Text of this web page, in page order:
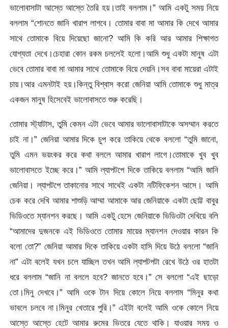
ভালোবাসাটা আস্তে আস্তে তৈরি হয়।তাই বললাম।” আমি একটু সময় নিয়ে
বললাম “শোনতে জানি খারাপ লাগবে। তোমার বাবা মা আমার কি দেখে আমার
সাথে তোমাকে বিয়ে দিয়েছো জানো? আমি কি করি আর আমার শিক্ষাগত
যোগ্যতা দেখে।চেহারা কোন রকম চললেই হলো।আমি শুধু একটা মানুষ এটা
ভেবে তোমার বাবা মা আমার সাথে তোমাকে বিয়ে দেয়নি।সব বাবা মায়েরা এটাই
চায়।আর এমনটাই হয়।কিন্তু বিশ্বাস করো জেনিয়া আমি তোমাকে শুধু মাত্র
একজন মানুষ হিসেবেই ভালোবাসতে শুরু করেছি।
তোমার স্ট্যাটাস, তুমি কেমন এটা ভেবে আমার ভালোবাসাটাকে অসম্মান করতে
চাই না।” জেনিয়া আমার দিকে চুপ করে তাকিয়ে থেকে বললো “তুমি জানো,
তুমি এমন ভয়ংকর করে কথা বললে আমার খারাপ লাগে।তোমাকে খুব খুব
ভালোবাসতে ইচ্ছে করে।” আমি ল্যাপটপে দিকে তাকিয়ে বললাম “আমি জানি
জেনিয়া। ল্যাপটপে তাকানোর সাথে সাথেই একটা নটিফিকেশন আসে। আমি
চেক করে দেখি আমার শাশুড়ি আম্মা আমাকে আর জেনিয়াকে একটা ছোট্ট বাবুর
ভিডিওতে ম্যানশন করছে। আমি একটু হেসে জেনিয়াকে ভিডিওটা দেখিয়ে বলি
“আমাদের দুজনকে এই ভিডিওতে তোমার মায়ের ম্যানশন দেওয়ার কারন কি
বলো তো?” জেনিয়া আমার দিকে তাকিয়ে একটা হাসি দিয়ে উঠে বললো “জানি
না” এটা বলেই যখন চলে যাচ্ছিল তখন আমি ল্যাপটপটা রেখে উঠে ওর হাতটা
ধরে বললাম “জানি না বললে হবে? জানতে হবে।” সে বললো “এই ছাড়ো
তো।মিনু দেখবে।” আমি ওকে টান দিয়ে কোলে নিয়ে বললাম “মিনুর কথা
ভাবলে চলবে না।মিনুর খেতারে পুরি।” এইটা বলেই আমি ওকে কোলে নিয়ে
আস্তে আস্তে হেটে আমার রুমের ভিতরে যেতে থাকি। যাওয়ার সময় ও